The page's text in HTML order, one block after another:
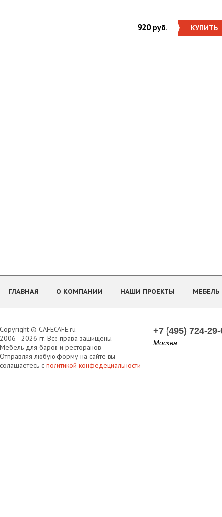
920 руб. КУПИТЬ
ГЛАВНАЯ О КОМПАНИИ НАШИ ПРОЕКТЫ
Copyright © CAFECAFE.ru
2006 - 2026 гг. Все права защищены.
Мебель для баров и ресторанов
Отправляя любую форму на сайте вы
солашаетесь с политикой конфедециальности
+7 (495) 724-29-
Москва